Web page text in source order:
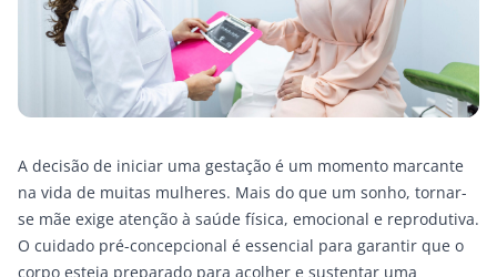
A decisão de iniciar uma gestação é um momento marcante
na vida de muitas mulheres. Mais do que um sonho, tornar-
se mãe exige atenção à saúde física, emocional e reprodutiva.
O cuidado pré-concepcional é essencial para garantir que o
corpo esteja preparado para acolher e sustentar uma